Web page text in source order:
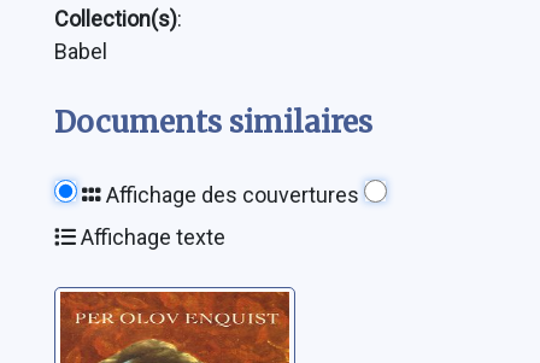
Collection(s):
Babel
Documents similaires
Affichage des couvertures
Affichage texte
Blanche et
Marie: roman